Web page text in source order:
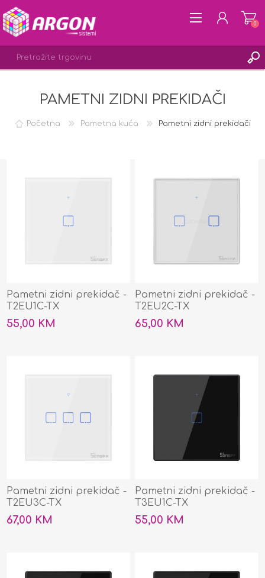
REGISTRACIJA
PRIJAVA
0
PAMETNI ZIDNI PREKIDAČI
Početna Pametna kuća Pametni zidni prekidači
Pametni zidni prekidač -
T2EU1C-TX
55,00 KM
Pametni zidni prekidač -
T2EU2C-TX
65,00 KM
Pametni zidni prekidač -
T2EU3C-TX
67,00 KM
Pametni zidni prekidač -
T3EU1C-TX
55,00 KM